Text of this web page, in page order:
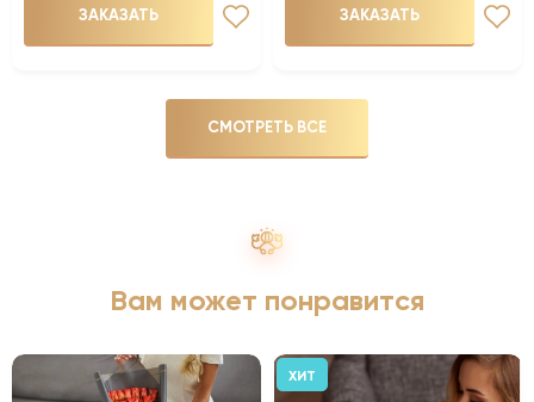
ЗАКАЗАТЬ ЗАКАЗАТЬ
СМОТРЕТЬ ВСЕ
Вам может понравится
ХИТ